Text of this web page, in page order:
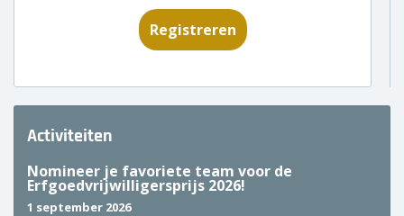
Registreren
Activiteiten
Nomineer je favoriete team voor de
Erfgoedvrijwilligersprijs 2026!
1 september 2026